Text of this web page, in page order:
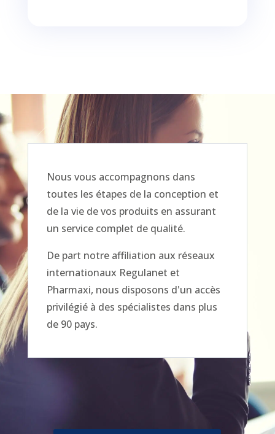
Nous vous accompagnons dans
toutes les étapes de la conception et
de la vie de vos produits en assurant
un service complet de qualité.
De part notre affiliation aux réseaux
internationaux Regulanet et
Pharmaxi, nous disposons d'un accès
privilégié à des spécialistes dans plus
de 90 pays.